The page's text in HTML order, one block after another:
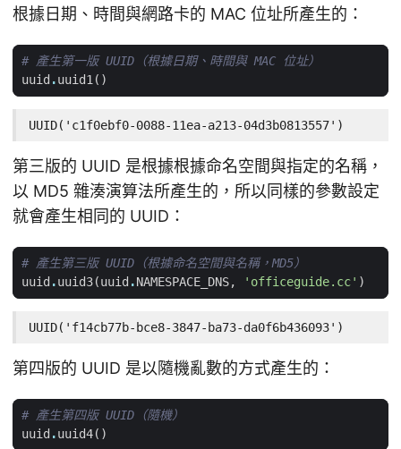
根據日期、時間與網路卡的 MAC 位址所產生的：
# 產生第一版 UUID（根據日期、時間與 MAC 位址）
uuid .uuid1()
UUID('c1f0ebf0-0088-11ea-a213-04d3b0813557')
第三版的 UUID 是根據根據命名空間與指定的名稱，
以 MD5 雜湊演算法所產生的，所以同樣的參數設定
就會產生相同的 UUID：
# 產生第三版 UUID（根據命名空間與名稱，MD5）
uuid .uuid3(uuid .NAMESPACE_DNS, 'officeguide.cc' )
UUID('f14cb77b-bce8-3847-ba73-da0f6b436093')
第四版的 UUID 是以隨機亂數的方式產生的：
# 產生第四版 UUID（隨機）
uuid .uuid4()